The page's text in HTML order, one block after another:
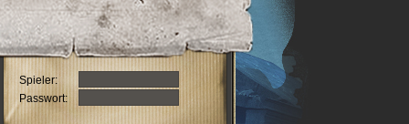
Spieler:
Passwort: